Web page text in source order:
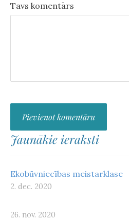
Jaunākie ieraksti
Ekobūvniecības meistarklase
2. dec. 2020
26. nov. 2020
Tavs komentārs